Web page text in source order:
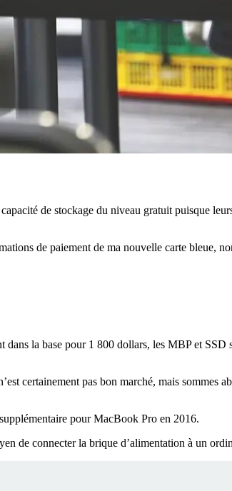
de stockage du niveau gratuit puisque
de paiement de ma nouvelle carte bleue,
la base pour 1 800 dollars, les MBP et
certainement pas bon marché, mais sommes
pour MacBook Pro en 2016.
de connecter la brique d’alimentation à un